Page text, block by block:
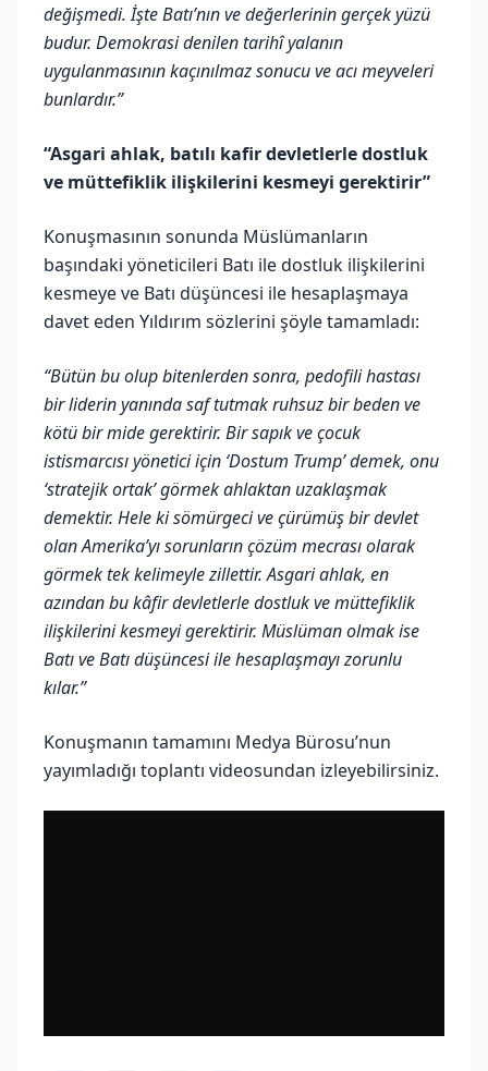
değişmedi. İşte Batı’nın ve değerlerinin gerçek yüzü
budur. Demokrasi denilen tarihî yalanın
uygulanmasının kaçınılmaz sonucu ve acı meyveleri
bunlardır.”
“Asgari ahlak, batılı kafir devletlerle dostluk
ve müttefiklik ilişkilerini kesmeyi gerektirir”
Konuşmasının sonunda Müslümanların
başındaki yöneticileri Batı ile dostluk ilişkilerini
kesmeye ve Batı düşüncesi ile hesaplaşmaya
davet eden Yıldırım sözlerini şöyle tamamladı:
“Bütün bu olup bitenlerden sonra, pedofili hastası
bir liderin yanında saf tutmak ruhsuz bir beden ve
kötü bir mide gerektirir. Bir sapık ve çocuk
istismarcısı yönetici için ‘Dostum Trump’ demek, onu
‘stratejik ortak’ görmek ahlaktan uzaklaşmak
demektir. Hele ki sömürgeci ve çürümüş bir devlet
olan Amerika’yı sorunların çözüm mecrası olarak
görmek tek kelimeyle zillettir. Asgari ahlak, en
azından bu kâfir devletlerle dostluk ve müttefiklik
ilişkilerini kesmeyi gerektirir. Müslüman olmak ise
Batı ve Batı düşüncesi ile hesaplaşmayı zorunlu
kılar.”
Konuşmanın tamamını Medya Bürosu’nun
yayımladığı toplantı videosundan izleyebilirsiniz.